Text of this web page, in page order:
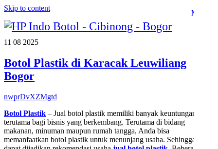
Skip to content
Menu
11 08 2025
Botol Plastik di Karacak Leuwiliang
Bogor
nwprDvXZMgtd
Botol Plastik – Jual botol plastik memiliki banyak keuntungan,
terutama bagi bisnis yang berkembang. Terutama di bidang
makanan, minuman maupun rumah tangga, Anda bisa
memanfaatkan botol plastik untuk menunjang usaha. Sehingga,